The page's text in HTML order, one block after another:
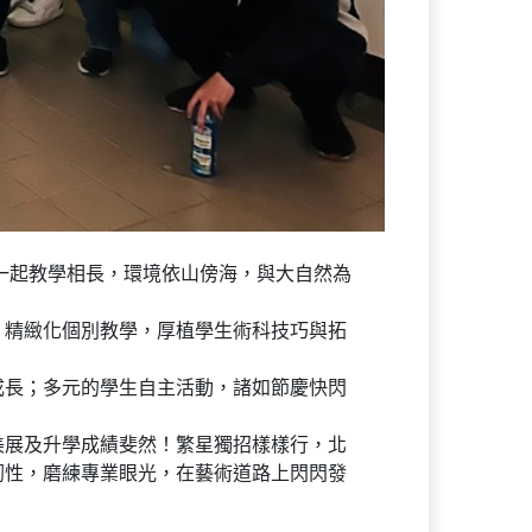
教學相長，環境依山傍海，與大自然為
緻化個別教學，厚植學生術科技巧與拓
；多元的學生自主活動，諸如節慶快閃
及升學成績斐然！繁星獨招樣樣行，北
，磨練專業眼光，在藝術道路上閃閃發